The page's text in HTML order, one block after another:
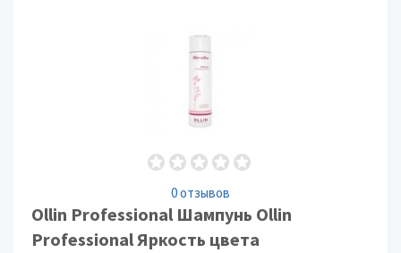
0 отзывов
Ollin Professional Шампунь Ollin
Professional Яркость цвета